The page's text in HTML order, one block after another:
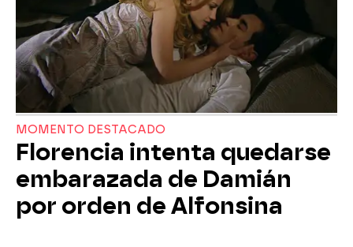
MOMENTO DESTACADO
Florencia intenta quedarse
embarazada de Damián
por orden de Alfonsina